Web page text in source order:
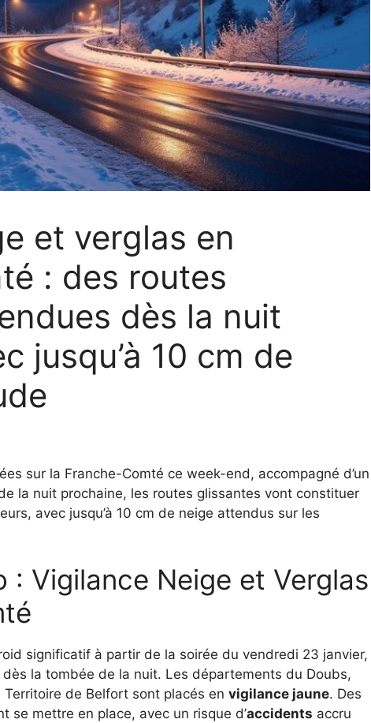
et verglas en
: des routes
dès la nuit
jusqu’à 10 cm de
sur la Franche-Comté ce week-end, accompagné d’un
la nuit prochaine, les routes glissantes vont constituer
avec jusqu’à 10 cm de neige attendus sur les
: Vigilance Neige et Verglas
significatif à partir de la soirée du vendredi 23 janvier,
la tombée de la nuit. Les départements du Doubs,
de Belfort sont placés en vigilance jaune. Des
se mettre en place, avec un risque d’accidents accru